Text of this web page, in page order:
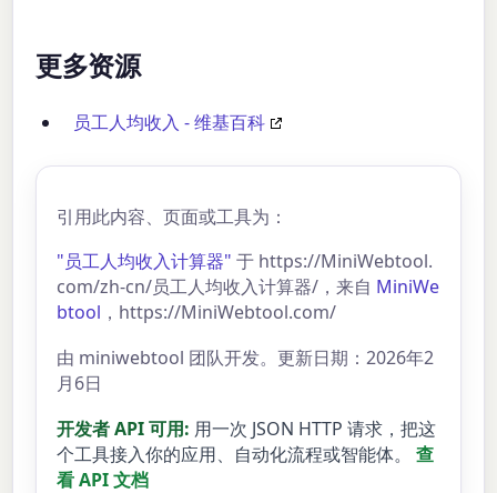
更多资源
员工人均收入 - 维基百科
引用此内容、页面或工具为：
"员工人均收入计算器" 于 https://MiniWebtool.
com/zh-cn/员工人均收入计算器/，来自 MiniWe
btool ，https://MiniWebtool.com/
由 miniwebtool 团队开发。更新日期：2026年2
月6日
开发者 API 可用: 用一次 JSON HTTP 请求，把这
个工具接入你的应用、自动化流程或智能体。
查
看 API 文档